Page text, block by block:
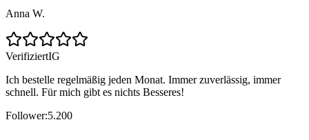
Anna W.
VerifiziertIG
Ich bestelle regelmäßig jeden Monat. Immer zuverlässig, immer
schnell. Für mich gibt es nichts Besseres!
Follower:5.200